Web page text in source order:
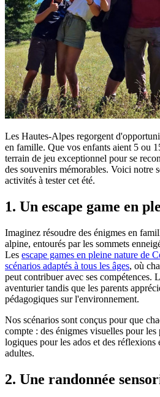
Les Hautes-Alpes regorgent
en famille. Que vos enfants aient 5 ou
terrain de jeu exceptionnel pour se
des souvenirs mémorables. Voici notre
activités à tester cet été.
1. Un escape game en
Imaginez résoudre des énigmes en
alpine, entourés par les sommets
Les escape games en pleine nature de
scénarios adaptés à tous les âges, où
peut contribuer avec ses compétences.
aventurier tandis que les parents
pédagogiques sur l'environnement.
Nos scénarios sont conçus pour que
compte : des énigmes visuelles pour les
logiques pour les ados et des réflexions
adultes.
2. Une randonnée